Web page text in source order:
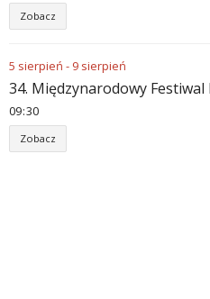
Zobacz
5 sierpień - 9 sierpień
34. Międzynarodowy
09:30
Zobacz